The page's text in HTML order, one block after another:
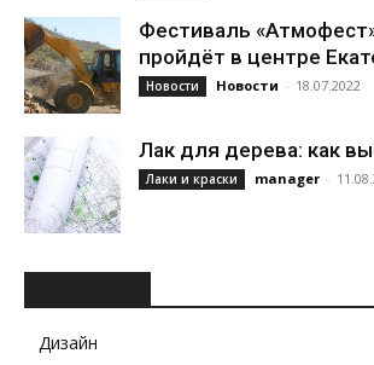
Фестиваль
пройдёт в центре
Новости Новости - 18.07.2022
Лак для дерева: как
Лаки и краски manager -
Дизайн